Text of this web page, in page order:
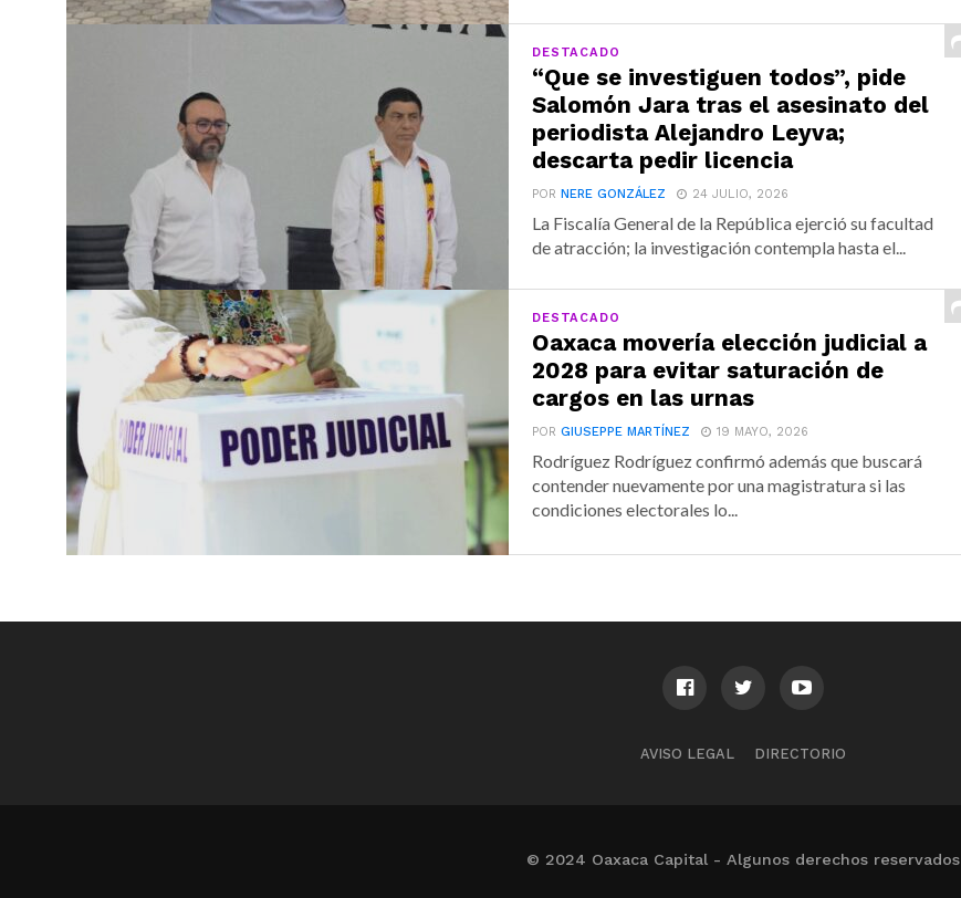
DESTACADO
“Que se investiguen todos”, pide
Salomón Jara tras el asesinato del
periodista Alejandro Leyva;
descarta pedir licencia
PORNERE GONZÁLEZ 24 JULIO, 2026
La Fiscalía General de la República ejerció su facultad
de atracción; la investigación contempla hasta el...
DESTACADO
Oaxaca movería elección judicial a
2028 para evitar saturación de
cargos en las urnas
PORGIUSEPPE MARTÍNEZ 19 MAYO, 2026
Rodríguez Rodríguez confirmó además que buscará
contender nuevamente por una magistratura si las
condiciones electorales lo...
AVISO LEGAL DIRECTORIO
© 2024 Oaxaca Capital - Algunos derechos reservados